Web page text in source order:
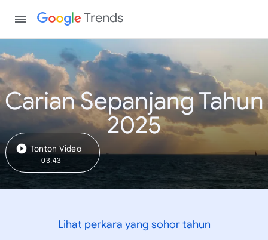
Trends
Carian Sepanjang Tahun
2025
Tonton Video
03:43
Lihat perkara yang sohor tahun